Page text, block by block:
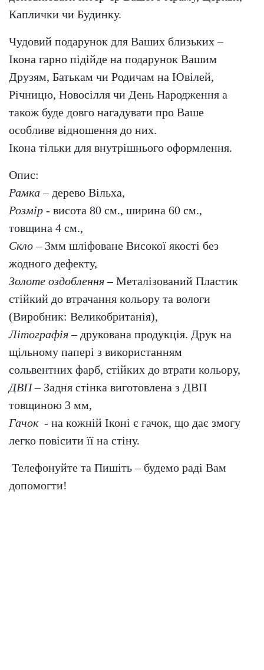
Каплички чи Будинку.
Чудовий подарунок для Ваших близьких –
Ікона гарно підійде на подарунок Вашим
Друзям, Батькам чи Родичам на Ювілей,
Річницю, Новосілля чи День Народження а
також буде довго нагадувати про Ваше
особливе відношення до них.
Ікона тільки для внутрішнього оформлення.
Опис:
Рамка– дерево Вільха,
Розмір - висота 80 см., ширина 60 см.,
товщина 4 см.,
Скло– 3мм шліфоване Високої якості без
жодного дефекту,
Золоте оздоблення– Металізований Пластик
стійкий до втрачання кольору та вологи
(Виробник: Великобританія),
Літографія– друкована продукція. Друк на
щільному папері з використанням
сольвентних фарб, стійких до втрати кольору,
ДВП– Задня стінка виготовлена з ДВП
товщиною 3 мм,
Гачок - на кожній Іконі є гачок, що дає змогу
легко повісити її на стіну.
Телефонуйте та Пишіть – будемо раді Вам
допомогти!